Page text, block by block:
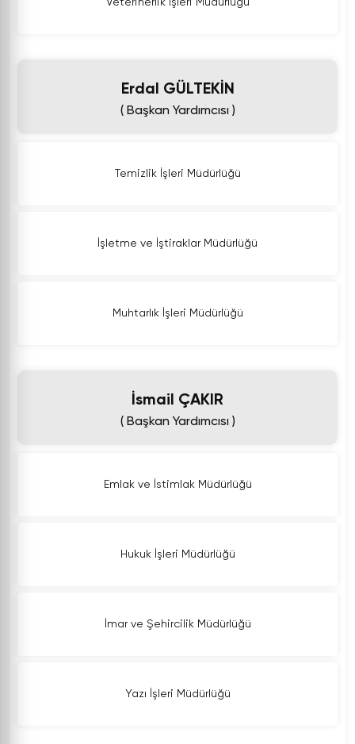
Veterinerlik İşleri Müdürlüğü
Erdal GÜLTEKİN
( Başkan Yardımcısı )
Temizlik İşleri Müdürlüğü
İşletme ve İştiraklar Müdürlüğü
Muhtarlık İşleri Müdürlüğü
İsmail ÇAKIR
( Başkan Yardımcısı )
Emlak ve İstimlak Müdürlüğü
Hukuk İşleri Müdürlüğü
İmar ve Şehircilik Müdürlüğü
Yazı İşleri Müdürlüğü